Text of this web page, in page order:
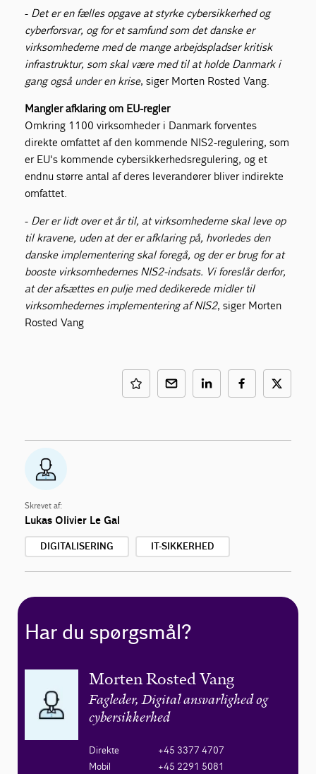
- Det er en fælles opgave at styrke cybersikkerhed og
cyberforsvar, og for et samfund som det danske er
virksomhederne med de mange arbejdspladser kritisk
infrastruktur, som skal være med til at holde Danmark i
gang også under en krise, siger Morten Rosted Vang.
Mangler afklaring om EU-regler
Omkring 1100 virksomheder i Danmark forventes
direkte omfattet af den kommende NIS2-regulering, som
er EU's kommende cybersikkerhedsregulering, og et
endnu større antal af deres leverandører bliver indirekte
omfattet.
- Der er lidt over et år til, at virksomhederne skal leve op
til kravene, uden at der er afklaring på, hvorledes den
danske implementering skal foregå, og der er brug for at
booste virksomhedernes NIS2-indsats. Vi foreslår derfor,
at der afsættes en pulje med dedikerede midler til
virksomhedernes implementering af NIS2, siger Morten
Rosted Vang
Skrevet af:
Lukas Olivier Le Gal
DIGITALISERING IT-SIKKERHED
Har du spørgsmål?
Morten Rosted Vang
Fagleder, Digital ansvarlighed og
cybersikkerhed
Direkte
+45 3377 4707
Mobil
+45 2291 5081